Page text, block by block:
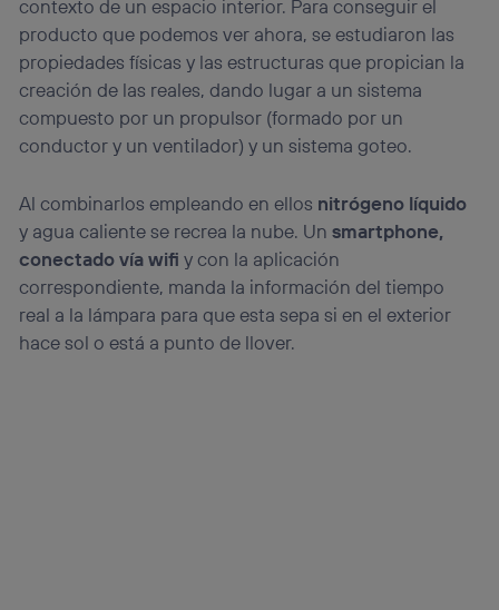
contexto de un espacio interior. Para conseguir el
producto que podemos ver ahora, se estudiaron las
propiedades físicas y las estructuras que propician la
creación de las reales, dando lugar a un sistema
compuesto por un propulsor (formado por un
conductor y un ventilador) y un sistema goteo.
Al combinarlos empleando en ellos nitrógeno líquido
y agua caliente se recrea la nube. Unsmartphone,
conectado vía wifi y con la aplicación
correspondiente, manda la información del tiempo
real a la lámpara para que esta sepa si en el exterior
hace sol o está a punto de llover.
Si utilizas unaconexión de banda ancha(p. ej., Wi-Fi),
el marketing o análisis se realizará en función de las
actividades de navegación de los miembros del hogar
que hayan dado su consentimiento.
datos móviles
, el marketing será más
personalizado, ya que se basará únicamente en la
navegación del usuario del móvil.
“Administrar Utiq” en la parte inferior de esta página web o
visitando el
portal de privacidad de Utiq
(“consenthub”). Para más información, consulta
la política de privacidad de Utiq.